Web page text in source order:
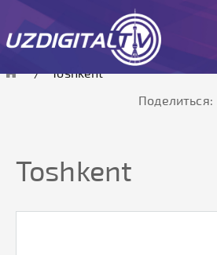
Cайт работает в тестовом режиме.
Toshkent
Поделиться:
Toshkent